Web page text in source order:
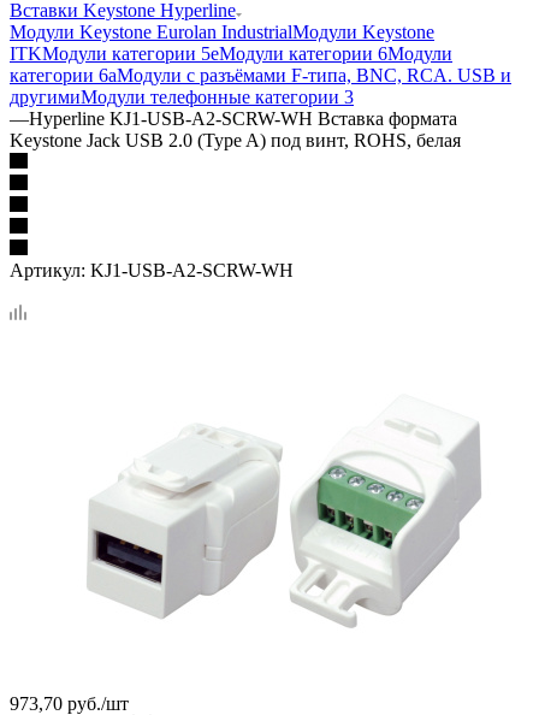
Вставки Keystone Hyperline
Модули Keystone Eurolan IndustrialМодули Keystone
ITKМодули категории 5еМодули категории 6Модули
категории 6аМодули с разъёмами F-типа, BNC, RCA. USB и
другимиМодули телефонные категории 3
—Hyperline KJ1-USB-A2-SCRW-WH Вставка формата
Keystone Jack USB 2.0 (Type A) под винт, ROHS, белая
Артикул: KJ1-USB-A2-SCRW-WH
973,70 руб./шт